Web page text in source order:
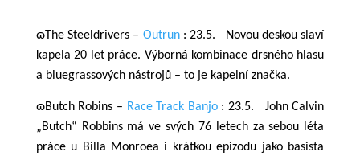
ɷThe Steeldrivers – Outrun : 23.5. Novou deskou slaví
kapela 20 let práce. Výborná kombinace drsného hlasu
a bluegrassových nástrojů – to je kapelní značka.
ɷButch Robins – Race Track Banjo: 23.5. John Calvin
„Butch“ Robbins má ve svých 76 letech za sebou léta
práce u Billa Monroea i krátkou epizodu jako basista